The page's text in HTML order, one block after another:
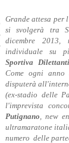
Grande attesa per
si svolgerà tra
dicembre
individuale su
Sportiva
Come ogni
disputerà
(ex-stadio delle
l'imprevista
Putignano, new
ultramaratone
numero delle